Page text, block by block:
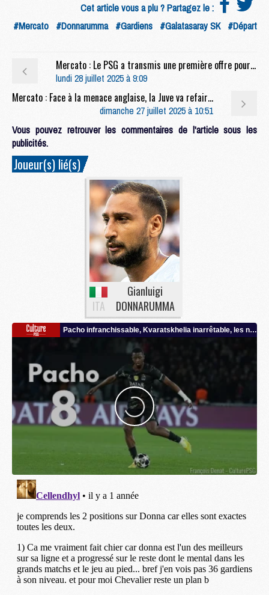
Cet article vous a plu ? Partagez le :
#Mercato #Donnarumma #Gardiens #Galatasaray SK #Départ
Mercato : Le PSG a transmis une première offre pour Chevalier
lundi 28 juillet 2025 à 9:09
Mercato : Face à la menace anglaise, la Juve va refaire une offre pour Kolo Muani
dimanche 27 juillet 2025 à 10:51
Vous pouvez retrouver les commentaires de l'article sous les
publicités.
Joueur(s) lié(s)
ITA
Gianluigi
DONNARUMMA